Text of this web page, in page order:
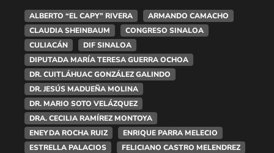
ALBERTO “EL CAPY” RIVERA
ARMANDO CAMACHO
CLAUDIA SHEINBAUM
CONGRESO SINALOA
CULIACÁN
DIF SINALOA
DIPUTADA MARÍA TERESA GUERRA OCHOA
DR. CUITLÁHUAC GONZÁLEZ GALINDO
DR. JESÚS MADUEÑA MOLINA
DR. MARIO SOTO VELÁZQUEZ
DRA. CECILIA RAMÍREZ MONTOYA
ENEYDA ROCHA RUIZ
ENRIQUE PARRA MELECIO
ESTRELLA PALACIOS
FELICIANO CASTRO MELENDREZ